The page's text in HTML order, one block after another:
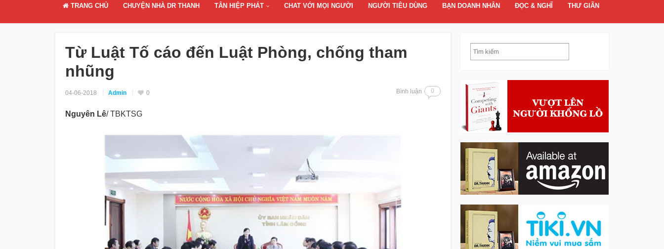
TRANG CHỦ CHUYỆN NHÀ DR THANH TÂN HIỆP PHÁT CHAT VỚI MỌI NGƯỜI NGƯỜI TIÊU DÙNG BẠN DOANH NHÂN ĐỌC & NGHĨ THƯ GIÃN
Từ Luật Tố cáo đến Luật Phòng, chống tham
nhũng
04-06-2018 Admin 0 Bình luận 0
Nguyên Lê/ TBKTSG